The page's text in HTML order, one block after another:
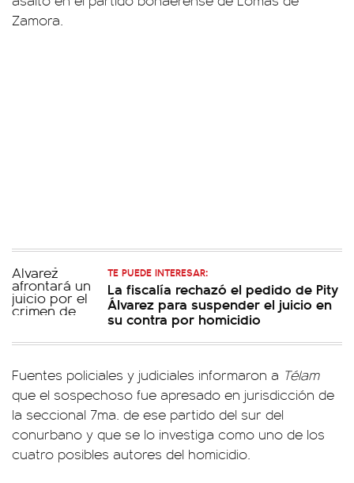
Zamora.
TE PUEDE INTERESAR:
La fiscalía rechazó el pedido de Pity
Álvarez para suspender el juicio en
su contra por homicidio
Fuentes policiales y judiciales informaron a Télam
que el sospechoso fue apresado en jurisdicción de
la seccional 7ma. de ese partido del sur del
conurbano y que se lo investiga como uno de los
cuatro posibles autores del homicidio.